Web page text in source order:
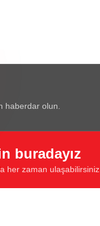
haberdar olun.
buradayız
her zaman ulaşabilirsiniz.